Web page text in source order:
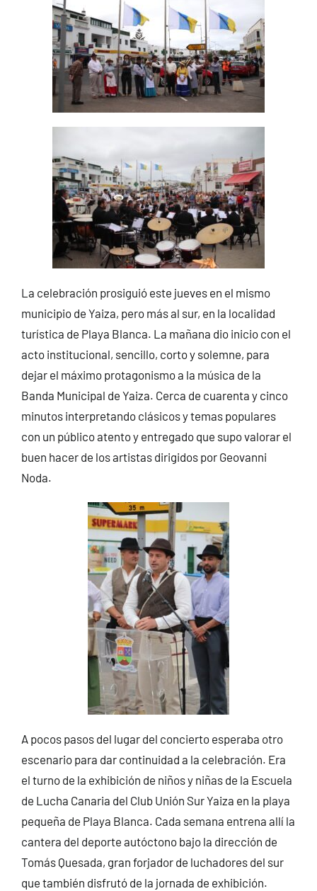
La celebración prosiguió este jueves en el mismo
municipio de Yaiza, pero más al sur, en la localidad
turística de Playa Blanca. La mañana dio inicio con el
acto institucional, sencillo, corto y solemne, para
dejar el máximo protagonismo a la música de la
Banda Municipal de Yaiza. Cerca de cuarenta y cinco
minutos interpretando clásicos y temas populares
con un público atento y entregado que supo valorar el
buen hacer de los artistas dirigidos por Geovanni
Noda.
A pocos pasos del lugar del concierto esperaba otro
escenario para dar continuidad a la celebración. Era
el turno de la exhibición de niños y niñas de la Escuela
de Lucha Canaria del Club Unión Sur Yaiza en la playa
pequeña de Playa Blanca. Cada semana entrena allí la
cantera del deporte autóctono bajo la dirección de
Tomás Quesada, gran forjador de luchadores del sur
que también disfrutó de la jornada de exhibición.